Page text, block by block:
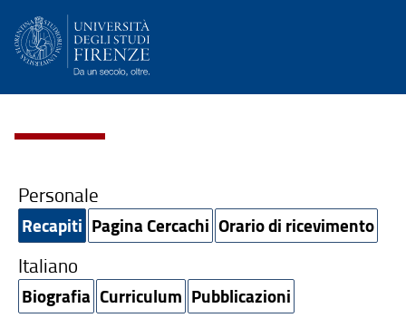
Personale
Recapiti Pagina Cercachi Orario di ricevimento
Italiano
Biografia Curriculum Pubblicazioni